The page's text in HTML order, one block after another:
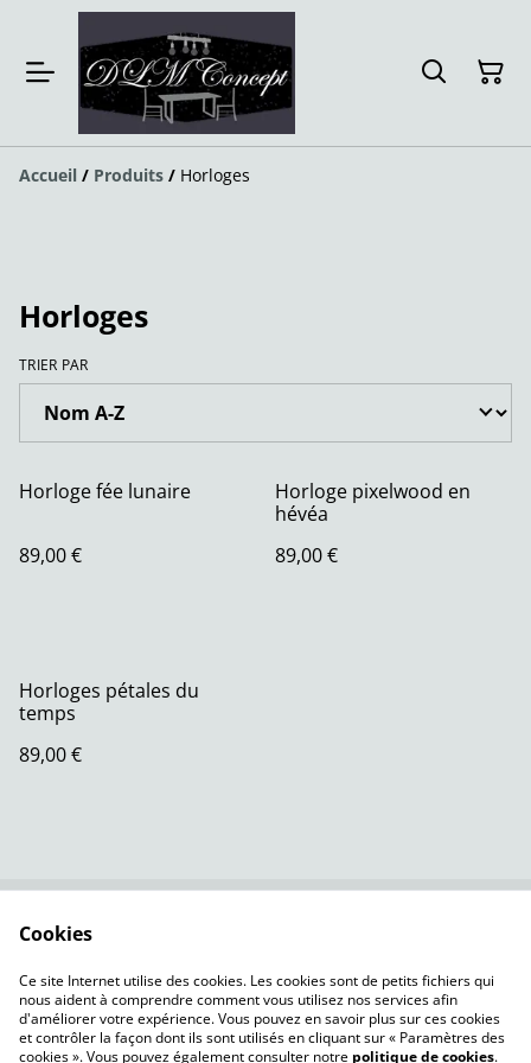
Accueil / Produits / Horloges
Horloges
TRIER PAR
Horloge fée lunaire
89,00 €
Horloge pixelwood en
hévéa
89,00 €
Horloges pétales du
temps
89,00 €
Politique de
confidentialité
Cookies
Ce site Internet utilise des cookies. Les cookies sont de petits fichiers qui
nous aident à comprendre comment vous utilisez nos services afin
d'améliorer votre expérience. Vous pouvez en savoir plus sur ces cookies
et contrôler la façon dont ils sont utilisés en cliquant sur « Paramètres des
cookies ». Vous pouvez également consulter notre politique de cookies.